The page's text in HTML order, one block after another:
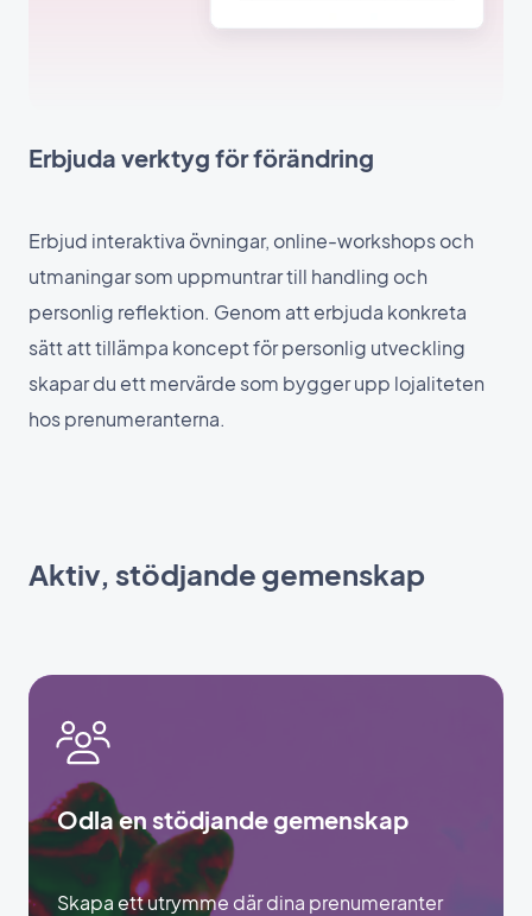
Erbjuda verktyg för förändring
Erbjud interaktiva övningar, online-workshops och
utmaningar som uppmuntrar till handling och
personlig reflektion. Genom att erbjuda konkreta
sätt att tillämpa koncept för personlig utveckling
skapar du ett mervärde som bygger upp lojaliteten
hos prenumeranterna.
Aktiv, stödjande gemenskap
Odla en stödjande gemenskap
Skapa ett utrymme där dina prenumeranter